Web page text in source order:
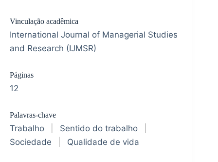
Vinculação acadêmica
International Journal of Managerial Studies
and Research (IJMSR)
Páginas
12
Palavras-chave
Trabalho Sentido do trabalho
Sociedade
Qualidade de vida